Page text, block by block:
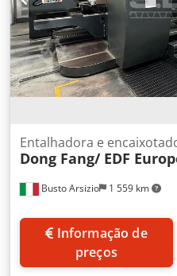
Busto Arsizio 1 559 km
Entalhadora e
Dong Fang/ EDF
preços